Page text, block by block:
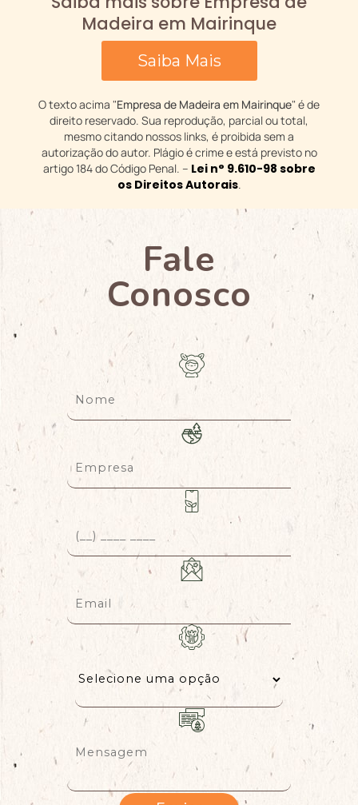
Madeira em Mairinque
Saiba Mais
O texto acima "Empresa de Madeira em Mairinque" é de
direito reservado. Sua reprodução, parcial ou total,
mesmo citando nossos links, é proibida sem a
autorização do autor. Plágio é crime e está previsto no
artigo 184 do Código Penal. – Lei n° 9.610-98 sobre
os Direitos Autorais.
Fale
Conosco